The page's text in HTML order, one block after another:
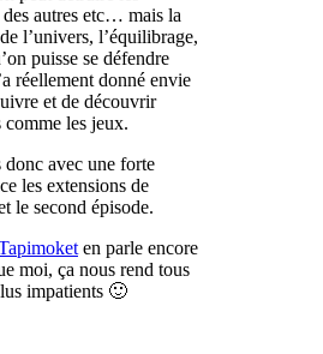
des autres etc… mais la
l’univers, l’équilibrage,
puisse se défendre
réellement donné envie
et de découvrir
comme les jeux.
donc avec une forte
les extensions de
le second épisode.
en parle encore
moi, ça nous rend tous
impatients 🙂